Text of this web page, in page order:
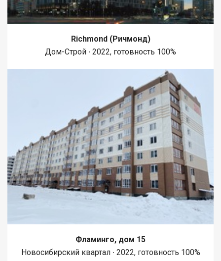
Richmond (Ричмонд)
Дом-Строй ∙ 2022, готовность 100%
Фламинго, дом 15
Новосибирский квартал ∙ 2022, готовность 100%